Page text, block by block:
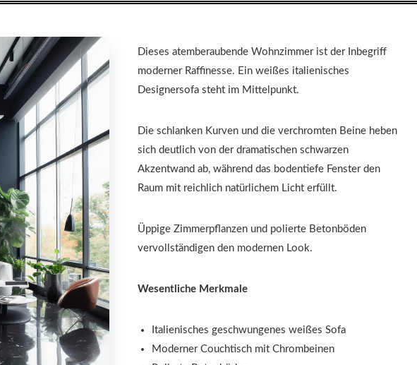
Dieses atemberaubende Wohnzimmer ist der Inbegriff
moderner Raffinesse. Ein weißes italienisches
Designersofa steht im Mittelpunkt.
Die schlanken Kurven und die verchromten Beine heben
sich deutlich von der dramatischen schwarzen
Akzentwand ab, während das bodentiefe Fenster den
Raum mit reichlich natürlichem Licht erfüllt.
Üppige Zimmerpflanzen und polierte Betonböden
vervollständigen den modernen Look.
Wesentliche Merkmale
Italienisches geschwungenes weißes Sofa
Moderner Couchtisch mit Chrombeinen